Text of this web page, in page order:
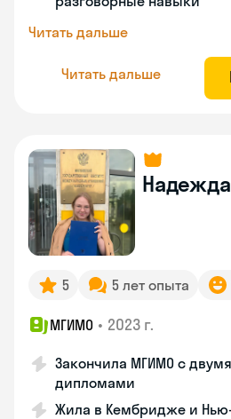
Читать дальше
Читать дальше
Надежда
5 5 лет опыта
МГИМО • 2023 г.
Закончила МГИМО с
дипломами
Жила в Кембридже и